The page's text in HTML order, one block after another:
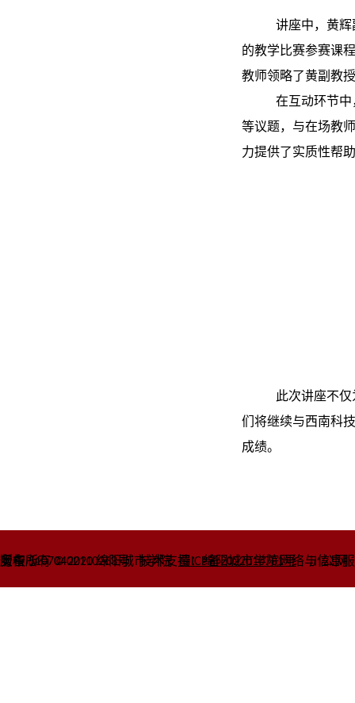
讲座中，黄
的教学比赛参赛课
教师领略了黄副教
在互动环节
等议题，与在场教
力提供了实质性帮
此次讲座不
们将继续与西南科
成绩。
版权所有 © 2020 绵阳城市学院蜀ICP备2022010781号
川公网安备 51070402110263号技术支持：绵阳城市学院网络与信息
服务中心